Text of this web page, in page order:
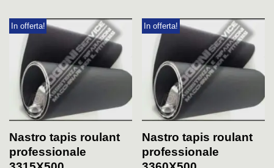
In offerta!
Nastro tapis roulant
professionale
In offerta!
Nastro tapis roulant
professionale